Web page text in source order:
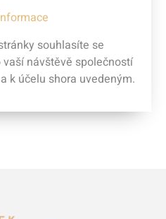
souhlasíte se
návštěvě společností
k účelu shora uvedeným.